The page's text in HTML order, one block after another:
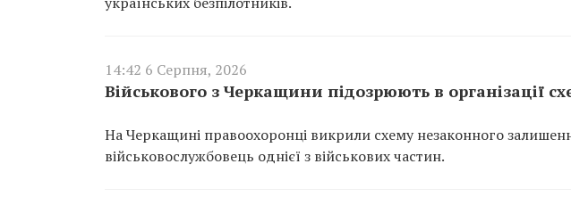
14:42 6 Серпня, 2026
Військового з Черкащини підозрюють в організації
На Черкащині правоохоронці викрили схему незаконного
військовослужбовець однієї з військових частин.